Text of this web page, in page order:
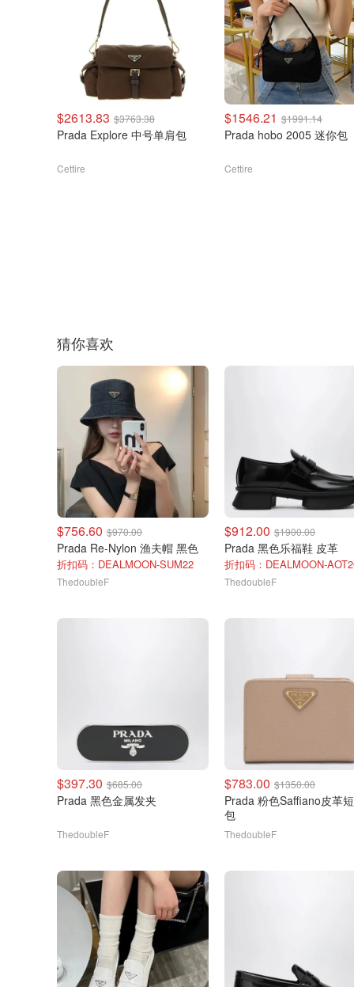
$2613.83 $3763.38
Prada Explore 中号单肩包
Cettire
$1546.21 $1991.14
Prada hobo 2005 迷你包
Cettire
猜你喜欢
$756.60 $970.00
Prada Re-Nylon 渔夫帽 黑色
折扣码：DEALMOON-SUM22
ThedoubleF
$912.00 $1900.00
Prada 黑色乐福鞋 皮革
折扣码：DEALMOON-
ThedoubleF
$397.30 $685.00
Prada 黑色金属发夹
ThedoubleF
$783.00 $1350.00
Prada 粉色Saffiano皮革短款钱
包
ThedoubleF